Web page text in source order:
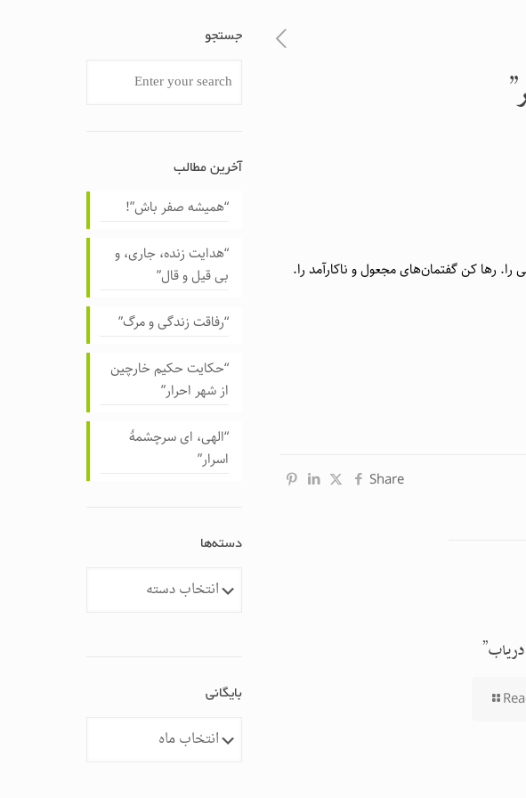
رها کن گفتمان‌های مجعول و ناکارآمد را.
Share
جستجو
آخرین مطالب
“همیشه صفر باش”!
“هدایت زنده، جاری، و
بی قیل و قال”
“رفاقت زندگی و مرگ”
“حکایت حکیم خارچین
از شهر احرار”
“الهی، ای سرچشمهٔ
اسرار”
دسته‌ها
دسته‌ها
بایگانی
بایگانی